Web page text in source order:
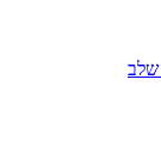
שלב